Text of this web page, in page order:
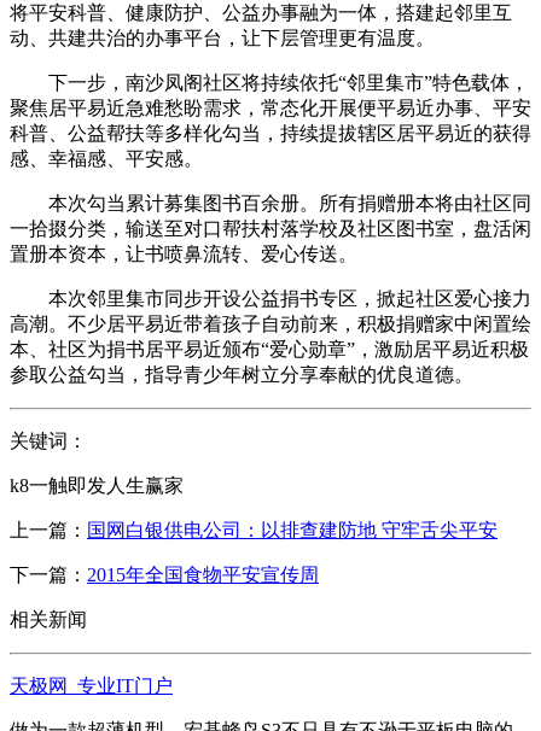
将平安科普、健康防护、公益办事融为一体，搭建起邻里互
动、共建共治的办事平台，让下层管理更有温度。
下一步，南沙凤阁社区将持续依托“邻里集市”特色载体，
聚焦居平易近急难愁盼需求，常态化开展便平易近办事、平安
科普、公益帮扶等多样化勾当，持续提拔辖区居平易近的获得
感、幸福感、平安感。
本次勾当累计募集图书百余册。所有捐赠册本将由社区同
一拾掇分类，输送至对口帮扶村落学校及社区图书室，盘活闲
置册本资本，让书喷鼻流转、爱心传送。
本次邻里集市同步开设公益捐书专区，掀起社区爱心接力
高潮。不少居平易近带着孩子自动前来，积极捐赠家中闲置绘
本、社区为捐书居平易近颁布“爱心勋章”，激励居平易近积极
参取公益勾当，指导青少年树立分享奉献的优良道德。
关键词：
k8一触即发人生赢家
上一篇： 国网白银供电公司：以排查建防地 守牢舌尖平安
下一篇： 2015年全国食物平安宣传周
相关新闻
天极网_专业IT门户